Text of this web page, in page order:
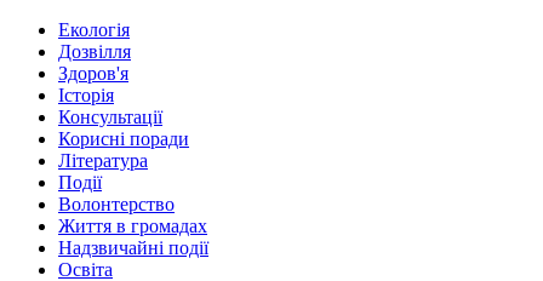
Екологія
Дозвілля
Здоров'я
Історія
Консультації
Корисні поради
Література
Події
Волонтерство
Життя в громадах
Надзвичайні події
Освіта